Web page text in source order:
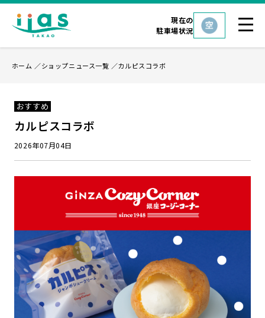
現在の
駐車場状況
ホーム ショップニュース一覧 カルピスコラボ
おすすめ
カルピスコラボ
2026年07月04日